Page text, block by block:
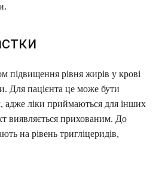
підвищення рівня жирів у крові
Для пацієнта це може бути
адже ліки приймаються для інших
виявляється прихованим. До
на рівень тригліцеридів,